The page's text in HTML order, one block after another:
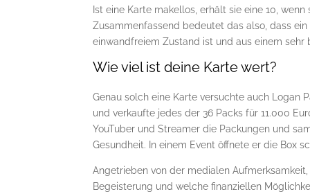
Ist eine Karte makellos, erhält sie eine 10,
Zusammenfassend bedeutet das also, dass
einwandfreiem Zustand ist und aus einem
Wie viel ist deine Karte wert?
Genau solch eine Karte versuchte auch Logan
und verkaufte jedes der 36 Packs für 11.000
YouTuber und Streamer die Packungen und
Gesundheit. In einem Event öffnete er die Box
Angetrieben von der medialen
Begeisterung und welche finanziellen